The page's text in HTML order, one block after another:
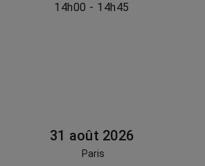
14h00 - 14h45
31 août 2026
Paris